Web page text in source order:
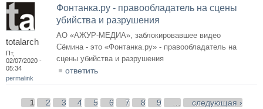
totalarch
Пт,
02/07/2020 -
05:34
permalink
Фонтанка.ру - правообладатель на сцены
убийства и разрушения
АО «АЖУР-МЕДИА», заблокировавшее видео
Сёмина - это «Фонтанка.ру» - правообладатель на
сцены убийства и разрушения
ответить
Страницы
1 2 3 4 5 6 7 8 9
следующая ›